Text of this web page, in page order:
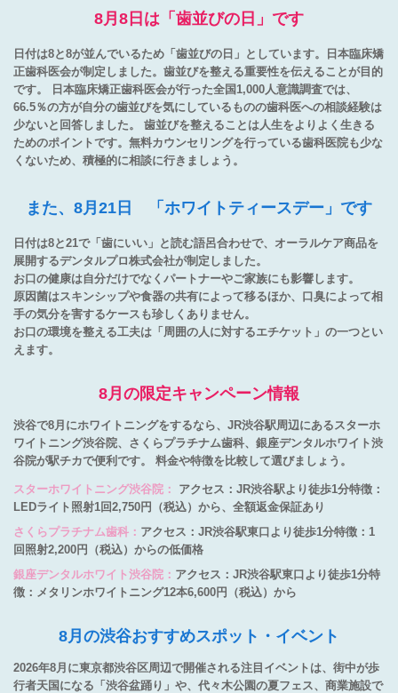
8月8日は「歯並びの日」です
日付は8と8が並んでいるため「歯並びの日」としています。日本臨床矯
正歯科医会が制定しました。歯並びを整える重要性を伝えることが目的
です。 日本臨床矯正歯科医会が行った全国1,000人意識調査では、
66.5％の方が自分の歯並びを気にしているものの歯科医への相談経験は
少ないと回答しました。 歯並びを整えることは人生をよりよく生きる
ためのポイントです。無料カウンセリングを行っている歯科医院も少な
くないため、積極的に相談に行きましょう。
また、8月21日 「ホワイトティースデー」です
日付は8と21で「歯にいい」と読む語呂合わせで、オーラルケア商品を
展開するデンタルプロ株式会社が制定しました。
お口の健康は自分だけでなくパートナーやご家族にも影響します。
原因菌はスキンシップや食器の共有によって移るほか、口臭によって相
手の気分を害するケースも珍しくありません。
お口の環境を整える工夫は「周囲の人に対するエチケット」の一つとい
えます。
8月の限定キャンペーン情報
渋谷で8月にホワイトニングをするなら、JR渋谷駅周辺にあるスターホ
ワイトニング渋谷院、さくらプラチナム歯科、銀座デンタルホワイト渋
谷院が駅チカで便利です。 料金や特徴を比較して選びましょう。
スターホワイトニング渋谷院：
アクセス：JR渋谷駅より徒歩1分特徴：
LEDライト照射1回2,750円（税込）から、全額返金保証あり
さくらプラチナム歯科： アクセス：JR渋谷駅東口より徒歩1分特徴：1
回照射2,200円（税込）からの低価格
銀座デンタルホワイト渋谷院： アクセス：JR渋谷駅東口より徒歩1分特
徴：メタリンホワイトニング12本6,600円（税込）から
8月の渋谷おすすめスポット・イベント
2026年8月に東京都渋谷区周辺で開催される注目イベントは、街中が歩
行者天国になる「渋谷盆踊り」や、代々木公園の夏フェス、商業施設で